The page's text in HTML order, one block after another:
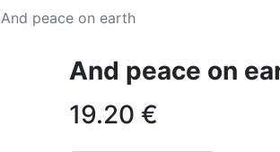
And peace on earth
And peace on
19.20 €